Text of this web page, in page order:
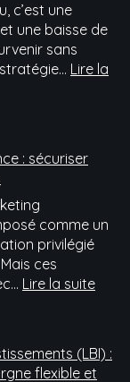
c’est une
une baisse de
sans
Lire la
: sécuriser
comme un
privilégié
ces
Lire la suite:
(LBI) :
flexible et